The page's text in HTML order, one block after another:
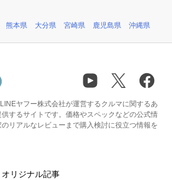
熊本県 大分県 宮崎県 鹿児島県 沖縄県
ヤフー株式会社が運営するクルマに関するあ
するサイトです。価格やスペックなどの公式情
リアルなレビューまで購入検討に役立つ情報を
オリジナル記事